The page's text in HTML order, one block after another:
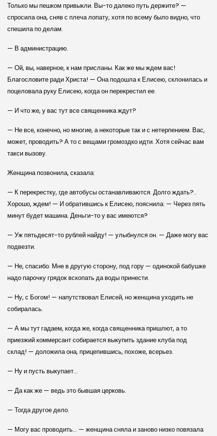
Только мы пешком привыкли. Вы-то далеко путь держите? —
спросила она, сняв с плеча лопату, хотя по всему было видно, что
спешила по делам.
— В администрацию.
— Ой, вы, наверное, к нам присланы. Как же мы ждем вас!
Благословите ради Христа! — Она подошла к Елисею, склонилась и
поцеловала руку Елисею, когда он перекрестил ее.
— И что же, у вас тут все священника ждут?
— Не все, конечно, но многие, а некоторые так и с нетерпением. Вас,
может, проводить? А то с вещами громоздко идти. Хотя сейчас вам
такси вызову.
Женщина позвонила, сказала:
— К перекрестку, где автобусы останавливаются. Долго ждать?..
Хорошо, ждем! — И обратившись к Елисею, пояснила: — Через пять
минут будет машина. Деньги-то у вас имеются?
— Уж пятьдесят-то рублей найду! — улыбнулся он. — Даже могу вас
подвезти.
— Не, спасибо. Мне в другую сторону, под гору — одинокой бабушке
надо парочку грядок вскопать да воды принести.
— Ну, с Богом! — напутствовал Елисей, но женщина уходить не
собиралась.
— А мы тут гадаем, когда же, когда священника пришлют, а то
приезжий коммерсант собирается выкупить здание клуба под
склад! — доложила она, прицепившись, похоже, всерьез.
— Ну и пусть выкупает…
— Да как же — ведь это бывшая церковь.
— Тогда другое дело.
— Могу вас проводить… — женщина сняла и заново низко повязала